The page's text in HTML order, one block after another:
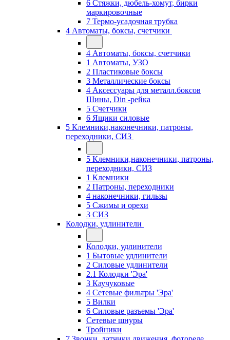
6 Стяжки, дюбель-хомут, бирки
маркировочные
7 Термо-усадочная трубка
4 Автоматы, боксы, счетчики
4 Автоматы, боксы, счетчики
1 Автоматы, УЗО
2 Пластиковые боксы
3 Металлические боксы
4 Аксессуары для металл.боксов
Шины, Din -рейка
5 Счетчики
6 Ящики силовые
5 Клемники,наконечники, патроны,
переходники, СИЗ
5 Клемники,наконечники, патроны,
переходники, СИЗ
1 Клемники
2 Патроны, переходники
4 наконечники, гильзы
5 Сжимы и орехи
3 СИЗ
Колодки, удлинители
Колодки, удлинители
1 Бытовые удлинители
2 Силовые удлинители
2.1 Колодки 'Эра'
3 Каучуковые
4 Сетевые фильтры 'Эра'
5 Вилки
6 Силовые разъемы 'Эра'
Сетевые шнуры
Тройники